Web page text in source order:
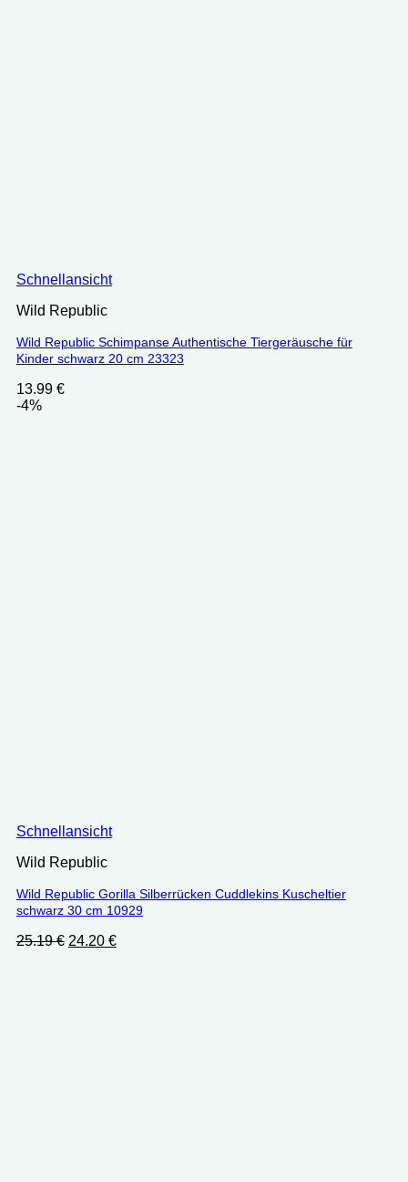
Schnellansicht
Wild Republic
Wild Republic Schimpanse Authentische Tiergeräusche für
Kinder schwarz 20 cm 23323
13.99 €
-4%
Schnellansicht
Wild Republic
Wild Republic Gorilla Silberrücken Cuddlekins Kuscheltier
schwarz 30 cm 10929
25.19€ Ursprünglicher
24.20 €Aktueller